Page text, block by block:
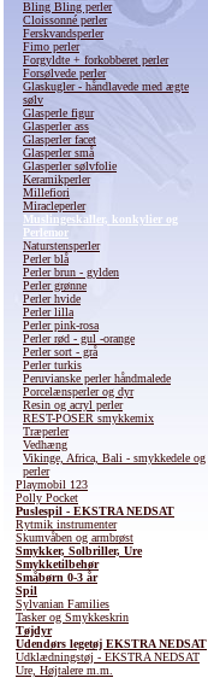
Bling Bling perler
Cloissonné perler
Ferskvandsperler
Fimo perler
Forgyldte + forkobberet perler
Forsølvede perler
Glaskugler - håndlavede med ægte
sølv
Glasperle figur
Glasperler ass
Glasperler facet
Glasperler små
Glasperler sølvfolie
Keramikperler
Millefiori
Miracleperler
Muslingeskaller, konkylier og
Perlemor
Naturstensperler
Perler blå
Perler brun - gylden
Perler grønne
Perler hvide
Perler lilla
Perler pink-rosa
Perler rød - gul -orange
Perler sort - grå
Perler turkis
Peruvianske perler håndmalede
Porcelænsperler og dyr
Resin og acryl perler
REST-POSER smykkemix
Træperler
Vedhæng
Vikinge, Africa, Bali - smykkedele og
perler
Playmobil 123
Polly Pocket
Puslespil - EKSTRA NEDSAT
Rytmik instrumenter
Skumvåben og armbrøst
Smykker, Solbriller, Ure
Smykketilbehør
Småbørn 0-3 år
Spil
Sylvanian Families
Tasker og Smykkeskrin
Tøjdyr
Udendørs legetøj EKSTRA NEDSAT
Udklædningstøj - EKSTRA NEDSAT
Ure, Højtalere m.m.